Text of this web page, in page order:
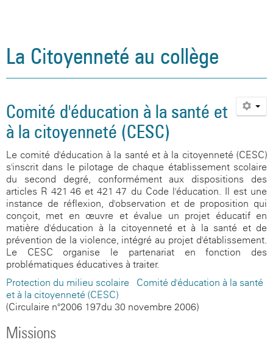
La Citoyenneté au collège
Comité d'éducation à la santé et
à la citoyenneté (CESC)
Le comité d'éducation à la santé et à la citoyenneté (CESC)
s'inscrit dans le pilotage de chaque établissement scolaire
du second degré, conformément aux dispositions des
articles R 421-46 et 421-47 du Code l'éducation. Il est une
instance de réflexion, d'observation et de proposition qui
conçoit, met en œuvre et évalue un projet éducatif en
matière d'éducation à la citoyenneté et à la santé et de
prévention de la violence, intégré au projet d'établissement.
Le CESC organise le partenariat en fonction des
problématiques éducatives à traiter.
Protection du milieu scolaire - Comité d'éducation à la santé
et à la citoyenneté (CESC)
(Circulaire n°2006-197du 30 novembre 2006)
Missions